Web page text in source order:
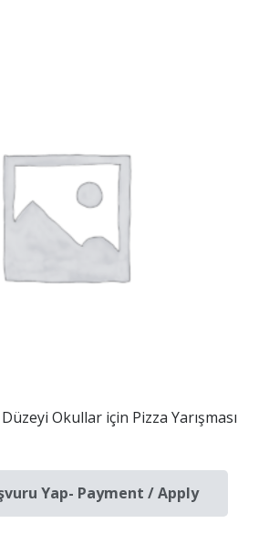
Okullar için Pizza Yarışması
Yap- Payment / Apply